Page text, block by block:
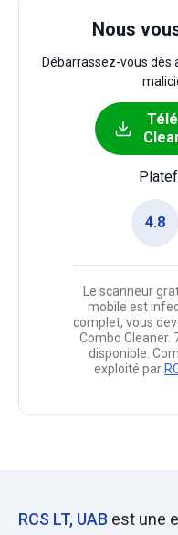
Nous
Débarrassez-vous dès
4.8
Le scanneur
mobile est
complet, vous
Combo Cleaner.
disponible.
exploité par
RCS LT, UAB est une